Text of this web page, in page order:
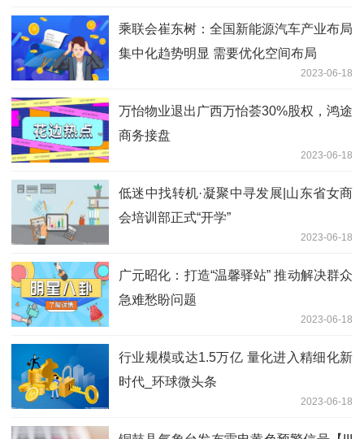
乘联会崔东树：全国新能源汽车产业布局
集中化趋势明显 需要优化空间布局
2023-06-18
万怡物业退出广西万怡荟30%股权，鸿途
商务接盘
2023-06-18
低迷中找转机·凝聚中寻发展|山东省女商
会培训部正式“开学”
2023-06-18
广元昭化：打造“温馨驿站” 推动解决群众
急难愁盼问题
2023-06-18
行业规模或达1.5万亿 量化进入精细化新
时代_环球微头条
2023-06-18